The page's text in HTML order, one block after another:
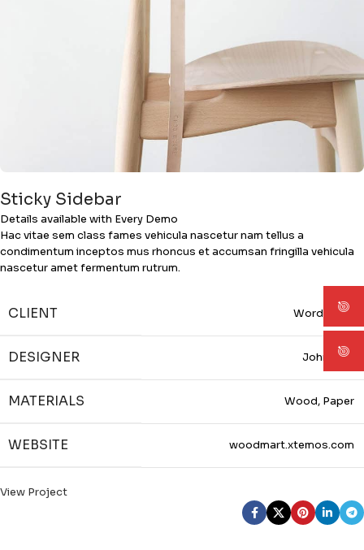
Sticky Sidebar
Details available with Every Demo
Hac vitae sem class fames vehicula nascetur nam tellus a
condimentum inceptos mus rhoncus et accumsan fringilla vehicula
nascetur amet fermentum rutrum.
CLIENT WordPress
DESIGNER John Doe
MATERIALS Wood, Paper
WEBSITE woodmart.xtemos.com
View Project